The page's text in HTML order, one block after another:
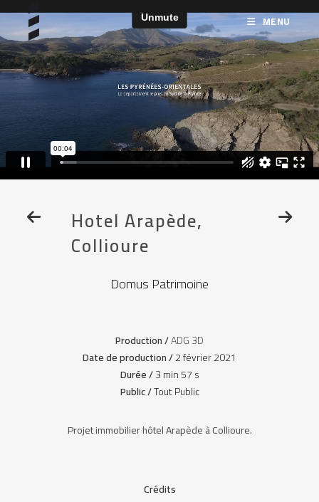
MENU
Hotel Arapède,
Collioure
Domus Patrimoine
Production /ADG 3D
Date de production /2 février 2021
Durée /3 min 57 s
Public /Tout Public
Projet immobilier hôtel Arapède à Collioure.
Crédits